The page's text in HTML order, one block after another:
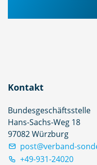
Kontakt
Bundesgeschäftsstelle
Hans-Sachs-Weg 18
97082 Würzburg
post@verband-
+49-931-24020